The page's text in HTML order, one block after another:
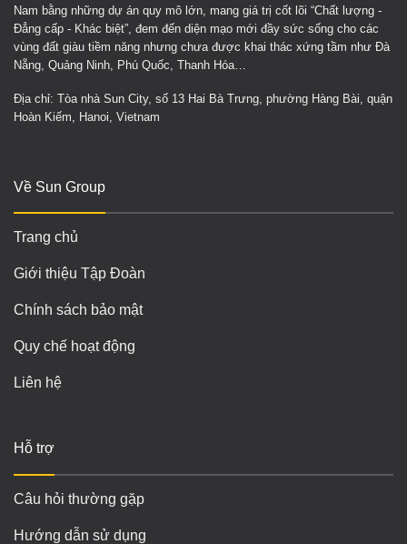
Nam bằng những dự án quy mô lớn, mang giá trị cốt lõi “Chất lượng -
Đẳng cấp - Khác biệt”, đem đến diện mạo mới đầy sức sống cho các
vùng đất giàu tiềm năng nhưng chưa được khai thác xứng tầm như Đà
Nẵng, Quảng Ninh, Phú Quốc, Thanh Hóa…
Địa chỉ: Tòa nhà Sun City, số 13 Hai Bà Trưng, phường Hàng Bài, quận
Hoàn Kiếm, Hanoi, Vietnam
Về Sun Group
Trang chủ
Giới thiệu Tập Đoàn
Chính sách bảo mật
Quy chế hoạt động
Liên hệ
Hỗ trợ
Câu hỏi thường gặp
Hướng dẫn sử dụng